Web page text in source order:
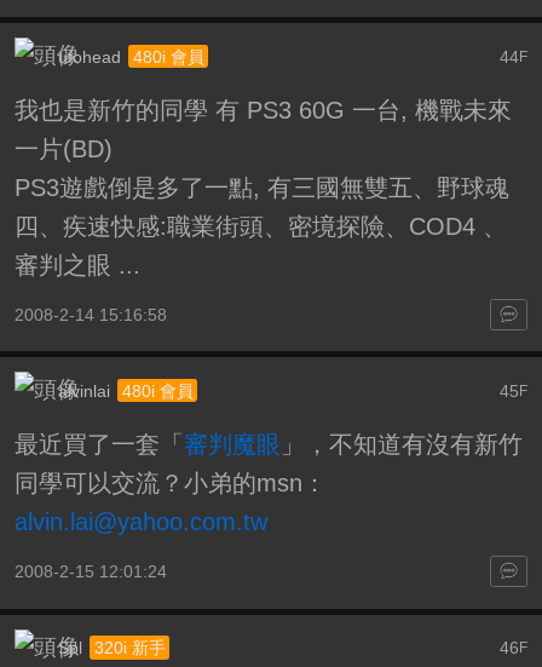
44F
ufohead 480i 會員
我也是新竹的同學 有 PS3 60G 一台, 機戰未來
一片(BD)
PS3遊戲倒是多了一點, 有三國無雙五、野球魂
四、疾速快感:職業街頭、密境探險、COD4 、
審判之眼 ...
2008-2-14 15:16:58
45 F
alvinlai 480i 會員
最近買了一套「 審判魔眼 」，不知道有沒有新竹
同學可以交流？小弟的msn：
alvin.lai@yahoo.com.tw
2008-2-15 12:01:24
46 F
Spl 320i 新手